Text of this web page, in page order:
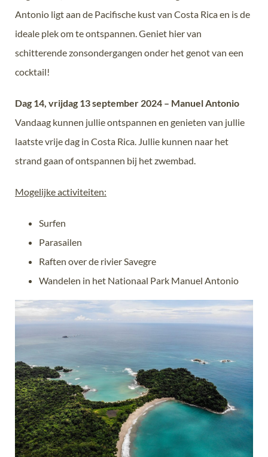
Antonio ligt aan de Pacifische kust van Costa Rica en is de
ideale plek om te ontspannen. Geniet hier van
schitterende zonsondergangen onder het genot van een
cocktail!
Dag 14, vrijdag 13 september 2024 – Manuel Antonio
Vandaag kunnen jullie ontspannen en genieten van jullie
laatste vrije dag in Costa Rica. Jullie kunnen naar het
strand gaan of ontspannen bij het zwembad.
Mogelijke activiteiten:
Surfen
Parasailen
Raften over de rivier Savegre
Wandelen in het Nationaal Park Manuel Antonio